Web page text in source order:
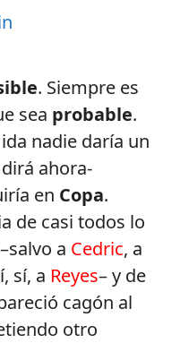
. Siempre es
sea probable.
nadie daría un
ahora-
en Copa.
de casi todos lo
a Cedric, a
sí, a Reyes– y de
cagón al
otro